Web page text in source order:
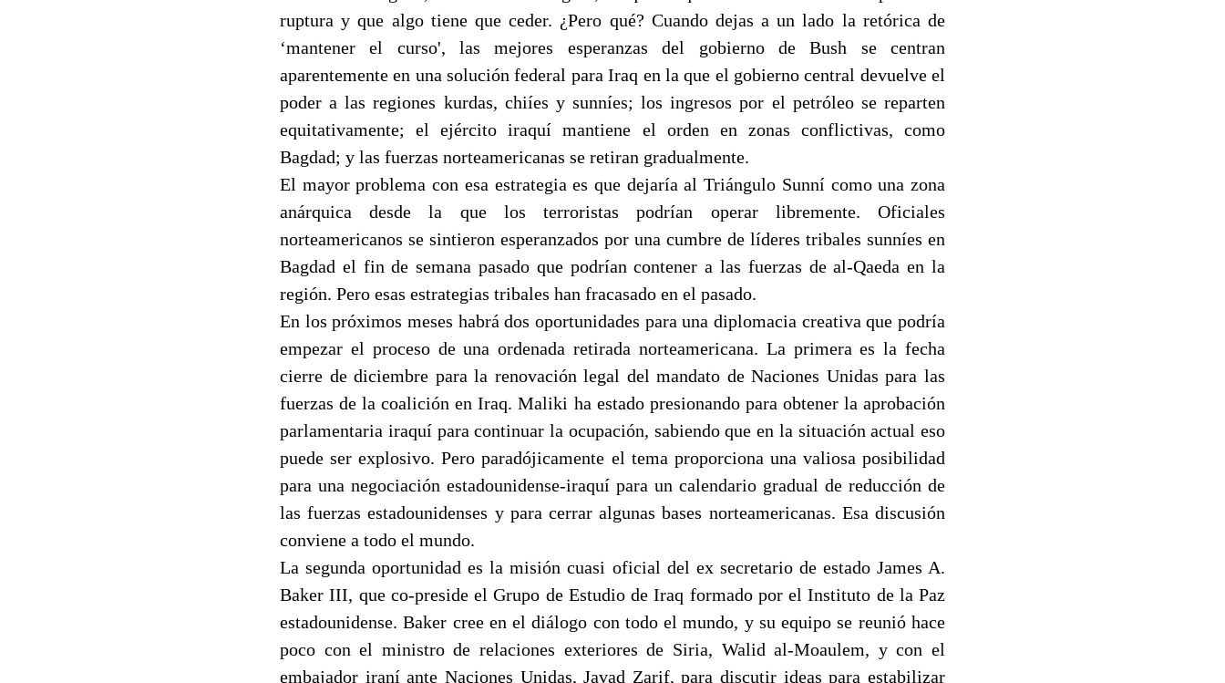
ruptura y que algo tiene que ceder. ¿Pero qué? Cuando dejas a un lado la retórica de
‘mantener el curso', las mejores esperanzas del gobierno de Bush se centran
aparentemente en una solución federal para Iraq en la que el gobierno central devuelve el
poder a las regiones kurdas, chiíes y sunníes; los ingresos por el petróleo se reparten
equitativamente; el ejército iraquí mantiene el orden en zonas conflictivas, como
Bagdad; y las fuerzas norteamericanas se retiran gradualmente.
El mayor problema con esa estrategia es que dejaría al Triángulo Sunní como una zona
anárquica desde la que los terroristas podrían operar libremente. Oficiales
norteamericanos se sintieron esperanzados por una cumbre de líderes tribales sunníes en
Bagdad el fin de semana pasado que podrían contener a las fuerzas de al-Qaeda en la
región. Pero esas estrategias tribales han fracasado en el pasado.
En los próximos meses habrá dos oportunidades para una diplomacia creativa que podría
empezar el proceso de una ordenada retirada norteamericana. La primera es la fecha
cierre de diciembre para la renovación legal del mandato de Naciones Unidas para las
fuerzas de la coalición en Iraq. Maliki ha estado presionando para obtener la aprobación
parlamentaria iraquí para continuar la ocupación, sabiendo que en la situación actual eso
puede ser explosivo. Pero paradójicamente el tema proporciona una valiosa posibilidad
para una negociación estadounidense-iraquí para un calendario gradual de reducción de
las fuerzas estadounidenses y para cerrar algunas bases norteamericanas. Esa discusión
conviene a todo el mundo.
La segunda oportunidad es la misión cuasi oficial del ex secretario de estado James A.
Baker III, que co-preside el Grupo de Estudio de Iraq formado por el Instituto de la Paz
estadounidense. Baker cree en el diálogo con todo el mundo, y su equipo se reunió hace
poco con el ministro de relaciones exteriores de Siria, Walid al-Moaulem, y con el
embajador iraní ante Naciones Unidas, Javad Zarif, para discutir ideas para estabilizar